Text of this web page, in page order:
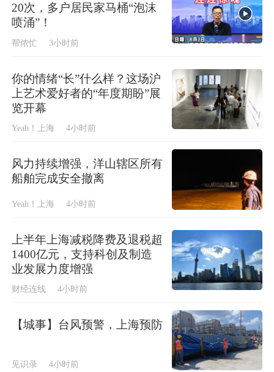
20次，多户居民家马桶“泡沫
喷涌”！
帮侬忙 3小时前
你的情绪“长”什么样？这场沪
上艺术爱好者的“年度期盼”展
览开幕
Yeah！上海 4小时前
风力持续增强，洋山辖区所有
船舶完成安全撤离
Yeah！上海 4小时前
上半年上海减税降费及退税超
1400亿元，支持科创及制造
业发展力度增强
财经连线 4小时前
【城事】台风预警，上海预防
见识录 4小时前